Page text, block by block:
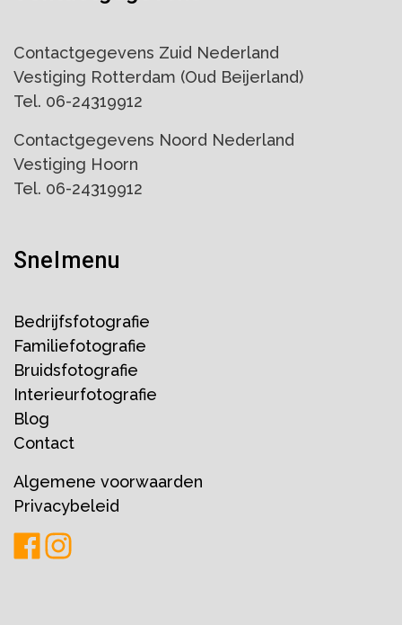
Contactgegevens Zuid Nederland
Vestiging Rotterdam (Oud Beijerland)
Tel. 06-24319912
Contactgegevens Noord Nederland
Vestiging Hoorn
Tel. 06-24319912
Snelmenu
Bedrijfsfotografie
Familiefotografie
Bruidsfotografie
Interieurfotografie
Blog
Contact
Algemene voorwaarden
Privacybeleid